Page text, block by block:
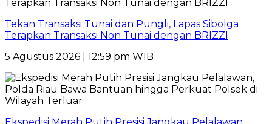
Tekan Transaksi Tunai dan Pungli, Lapas Sibolga
Terapkan Transaksi Non Tunai dengan BRIZZI
5 Agustus 2026 | 12:59 pm WIB